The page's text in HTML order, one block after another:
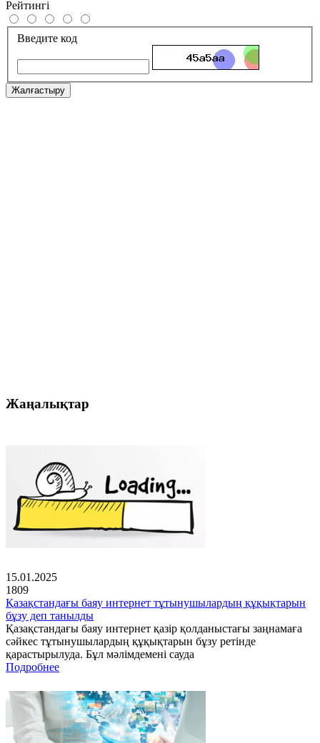
Рейтингі
Введите код
Жалғастыру
Жаңалықтар
15.01.2025
1809
Қазақстандағы баяу интернет тұтынушылардың құқықтарын
бұзу деп танылды
Қазақстандағы баяу интернет қазір қолданыстағы заңнамаға
сәйкес тұтынушылардың құқықтарын бұзу ретінде
қарастырылуда. Бұл мәлімдемені сауда
Подробнее